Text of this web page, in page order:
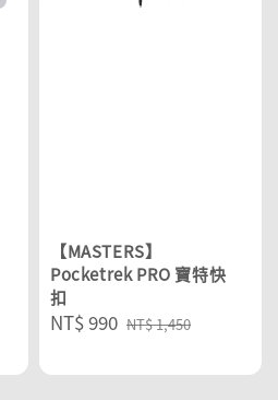
【MASTERS】
Pocketrek PRO 寶特快
扣
Sale
NT$ 990 Regular
NT$ 1,450